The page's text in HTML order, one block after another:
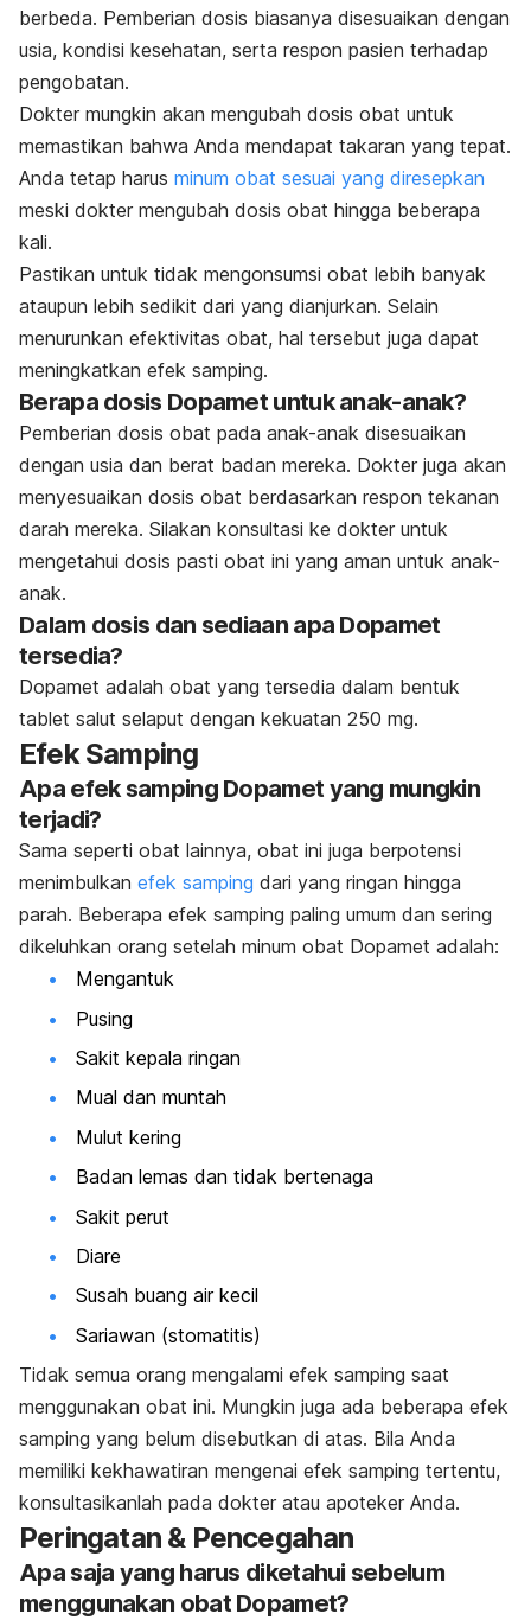
berbeda. Pemberian dosis biasanya disesuaikan dengan
usia, kondisi kesehatan, serta respon pasien terhadap
pengobatan.
Dokter mungkin akan mengubah dosis obat untuk
memastikan bahwa Anda mendapat takaran yang tepat.
Anda tetap harus minum obat sesuai yang diresepkan
meski dokter mengubah dosis obat hingga beberapa
kali.
Pastikan untuk tidak mengonsumsi obat lebih banyak
ataupun lebih sedikit dari yang dianjurkan. Selain
menurunkan efektivitas obat, hal tersebut juga dapat
meningkatkan efek samping.
Berapa dosis Dopamet untuk anak-anak?
Pemberian dosis obat pada anak-anak disesuaikan
dengan usia dan berat badan mereka. Dokter juga akan
menyesuaikan dosis obat berdasarkan respon tekanan
darah mereka. Silakan konsultasi ke dokter untuk
mengetahui dosis pasti obat ini yang aman untuk anak-
anak.
Dalam dosis dan sediaan apa Dopamet
tersedia?
Dopamet adalah obat yang tersedia dalam bentuk
tablet salut selaput dengan kekuatan 250 mg.
Efek Samping
Apa efek samping Dopamet yang mungkin
terjadi?
Sama seperti obat lainnya, obat ini juga berpotensi
menimbulkan efek samping dari yang ringan hingga
parah. Beberapa efek samping paling umum dan sering
dikeluhkan orang setelah minum obat Dopamet adalah:
Mengantuk
Pusing
Sakit kepala ringan
Mual dan muntah
Mulut kering
Badan lemas dan tidak bertenaga
Sakit perut
Diare
Susah buang air kecil
Sariawan (stomatitis)
Tidak semua orang mengalami efek samping saat
menggunakan obat ini. Mungkin juga ada beberapa efek
samping yang belum disebutkan di atas. Bila Anda
memiliki kekhawatiran mengenai efek samping tertentu,
konsultasikanlah pada dokter atau apoteker Anda.
Peringatan & Pencegahan
Apa saja yang harus diketahui sebelum
menggunakan obat Dopamet?